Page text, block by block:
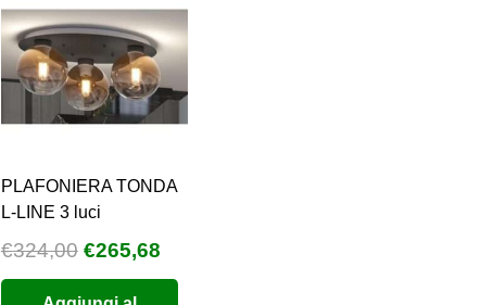
PLAFONIERA TONDA
L-LINE 3 luci
€324,00 Il
prezzo
€265,68Il
prezzo